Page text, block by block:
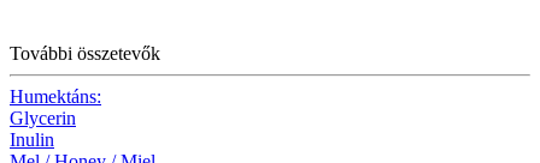
További összetevők
Humektáns:
Glycerin
Inulin